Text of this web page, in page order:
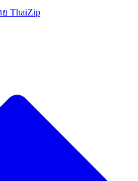
ThaiZip